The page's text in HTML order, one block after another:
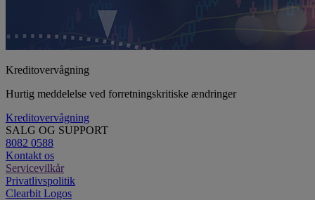
Kreditovervågning
Hurtig meddelelse ved forretningskritiske ændringer
Kreditovervågning
SALG OG SUPPORT
8082 0588
Kontakt os
Servicevilkår
Privatlivspolitik
Clearbit Logos